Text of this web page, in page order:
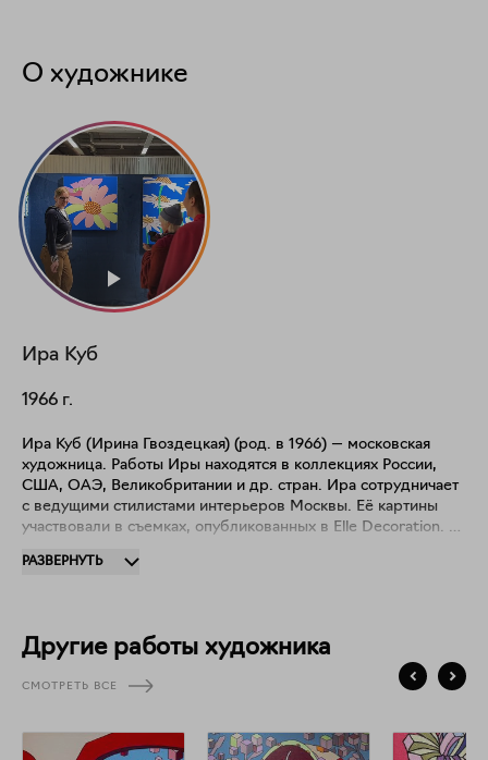
О художнике
Ира Куб
1966 г.
Ира Куб (Ирина Гвоздецкая) (род. в 1966) — московская
художница. Работы Иры находятся в коллекциях России,
США, ОАЭ, Великобритании и др. стран. Ира сотрудничает
с ведущими стилистами интерьеров Москвы. Её картины
участвовали в съемках, опубликованных в Elle Decoration. С
России и зарубежья. Ира стала победителем нескольких
(организаторы: галерея Омельченко, Андрей Малахов, ЦСИ
"Сияние") передана в фонд ЦСИ “Сияние” (г. Апатиты) Тема
сдержанный феминизм. Ира вдохновляется такими
Лихтенштейн, Христо.
РАЗВЕРНУТЬ
Другие работы художника
СМОТРЕТЬ ВСЕ